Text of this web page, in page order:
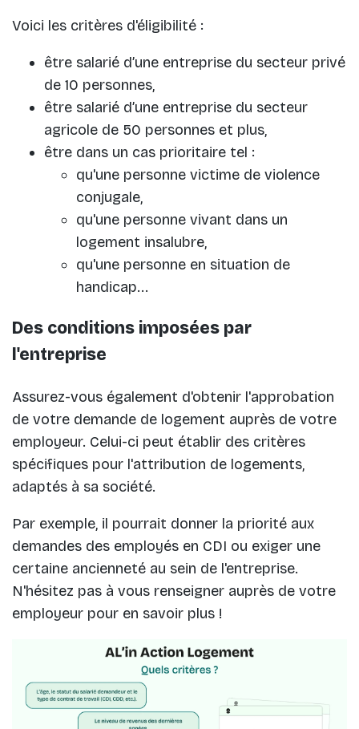
Voici les critères d'éligibilité :
être salarié d’une entreprise du secteur privé
de 10 personnes,
être salarié d’une entreprise du secteur
agricole de 50 personnes et plus,
être dans un cas prioritaire tel :
qu'une personne victime de violence
conjugale,
qu'une personne vivant dans un
logement insalubre,
qu'une personne en situation de
handicap...
Des conditions imposées par
l'entreprise
Assurez-vous également d'obtenir l'approbation
de votre demande de logement auprès de votre
employeur. Celui-ci peut établir des critères
spécifiques pour l'attribution de logements,
adaptés à sa société.
Par exemple, il pourrait donner la priorité aux
demandes des employés en CDI ou exiger une
certaine ancienneté au sein de l'entreprise.
N'hésitez pas à vous renseigner auprès de votre
employeur pour en savoir plus !